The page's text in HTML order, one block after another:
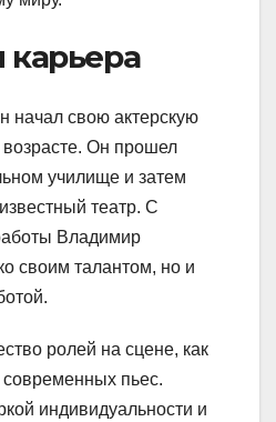
карьера
начал свою актерскую
Он прошел
училище и затем
театр. С
Владимир
своим талантом, но и
ролей на сцене, как
современных пьес.
индивидуальности и